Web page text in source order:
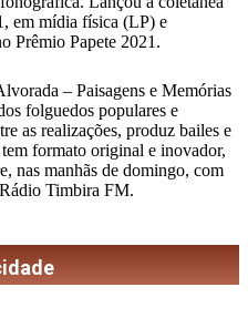
em mídia física (LP) e
Prêmio Papete 2021.
– Paisagens e Memórias
folguedos populares e
as realizações, produz bailes e
formato original e inovador,
nas manhãs de domingo, com
Rádio Timbira FM.